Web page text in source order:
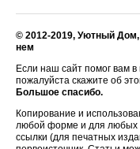
© 2012-2019, Уютный
нем
Если наш сайт помог вам
пожалуйста скажите об
Большое спасибо.
Копирование и
любой форме и для любых
ссылки (для печатных